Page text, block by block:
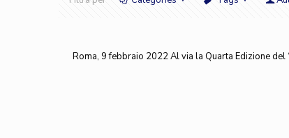
Roma, 9 febbraio 2022 Al via la Quarta Edizione del